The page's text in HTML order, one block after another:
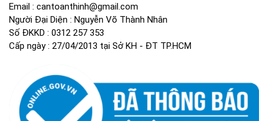
Email : cantoanthinh@gmail.com
Người Đại Diện : Nguyễn Võ Thành Nhân
Số ĐKKD : 0312 257 353
Cấp ngày : 27/04/2013 tại Sở KH - ĐT TP.HCM